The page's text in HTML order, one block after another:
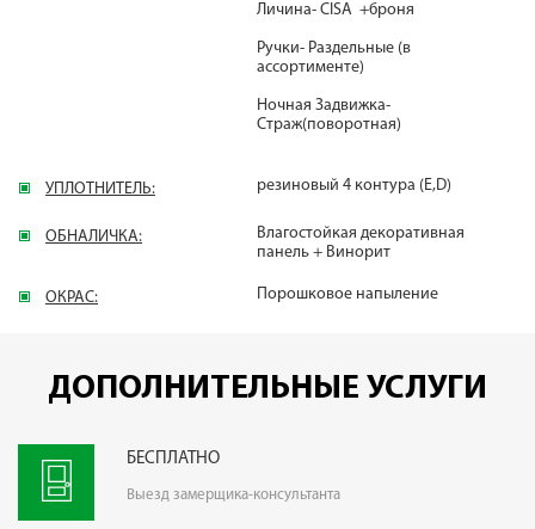
Личина- CISA +броня
Ручки- Раздельные (в
ассортименте)
Ночная Задвижка-
Страж(поворотная)
УПЛОТНИТЕЛЬ: резиновый 4 контура (E,D)
ОБНАЛИЧКА:
Влагостойкая декоративная
панель + Винорит
ОКРАС: Порошковое напыление
ДОПОЛНИТЕЛЬНЫЕ УСЛУГИ
БЕСПЛАТНО
Выезд замерщика-консультанта